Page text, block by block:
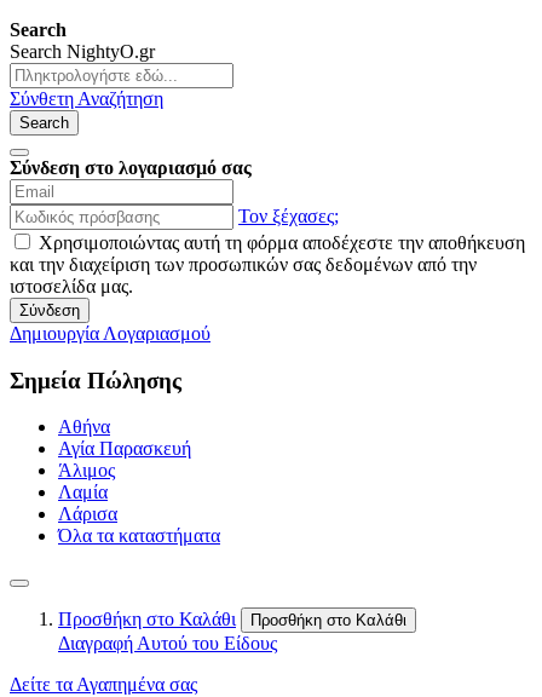
Search
Search NightyO.gr
Σύνθετη Αναζήτηση
Search
Σύνδεση στο λογαριασμό σας
Τον ξέχασες;
Χρησιμοποιώντας αυτή τη φόρμα αποδέχεστε την αποθήκευση
και την διαχείριση των προσωπικών σας δεδομένων από την
ιστοσελίδα μας.
Σύνδεση
Δημιουργία Λογαριασμού
Σημεία Πώλησης
Αθήνα
Αγία Παρασκευή
Άλιμος
Λαμία
Λάρισα
Όλα τα καταστήματα
Προσθήκη στο Καλάθι Προσθήκη στο Καλάθι
Διαγραφή Αυτού του Είδους
Δείτε τα Αγαπημένα σας